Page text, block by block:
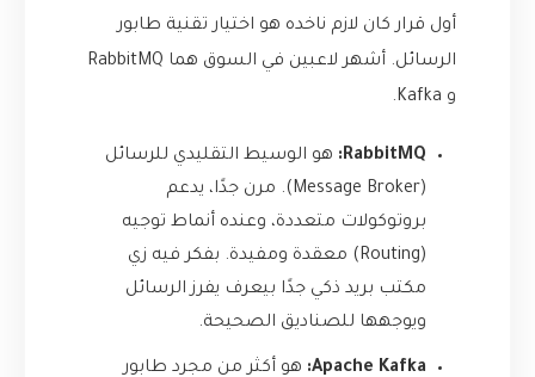
أول قرار كان لازم ناخده هو اختيار تقنية طابور
الرسائل. أشهر لاعبين في السوق هما RabbitMQ
و Kafka.
RabbitMQ:
هو الوسيط التقليدي للرسائل
(Message Broker). مرن جدًا، يدعم
بروتوكولات متعددة، وعنده أنماط توجيه
(Routing) معقدة ومفيدة. بفكر فيه زي
مكتب بريد ذكي جدًا بيعرف يفرز الرسائل
ويوجهها للصناديق الصحيحة.
Apache Kafka: هو أكثر من مجرد طابور